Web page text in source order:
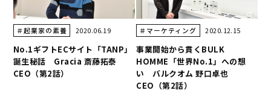
＃起業家の素養 2020.06.19
No.1ギフトECサイト「TANP」
誕生秘話 Gracia 斎藤拓泰
CEO（第2話）
＃マーケティング 2020.12.15
事業開始から貫くBULK
HOMME「世界No.1」への想
い バルクオム 野口卓也
CEO（第2話）